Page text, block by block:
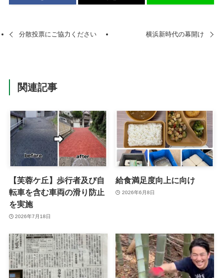
分散投票にご協力ください 横浜新時代の幕開け
関連記事
【芙蓉ケ丘】歩行者及び自
転車を含む車両の滑り防止
を実施
2026年7月18日
給食満足度向上に向け
2026年6月8日